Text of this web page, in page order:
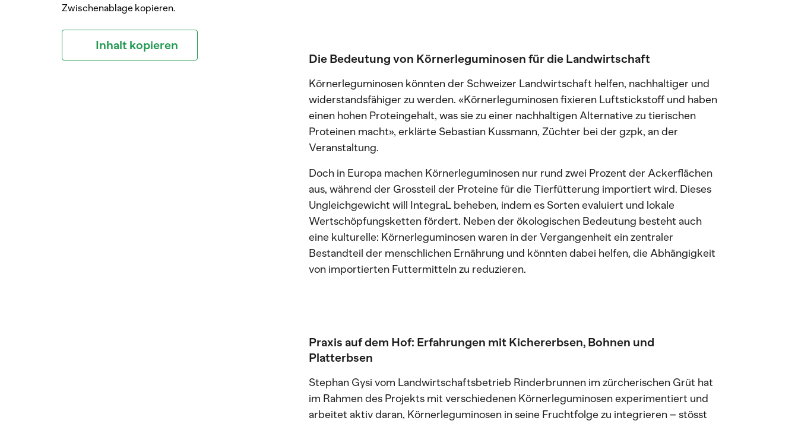
Zwischenablage kopieren.
Inhalt kopieren
Die Bedeutung von Körnerleguminosen für die Landwirtschaft
Körnerleguminosen könnten der Schweizer Landwirtschaft helfen, nachhaltiger und
widerstandsfähiger zu werden. «Körnerleguminosen fixieren Luftstickstoff und haben
einen hohen Proteingehalt, was sie zu einer nachhaltigen Alternative zu tierischen
Proteinen macht», erklärte Sebastian Kussmann, Züchter bei der gzpk, an der
Veranstaltung.
Doch in Europa machen Körnerleguminosen nur rund zwei Prozent der Ackerflächen
aus, während der Grossteil der Proteine für die Tierfütterung importiert wird. Dieses
Ungleichgewicht will IntegraL beheben, indem es Sorten evaluiert und lokale
Wertschöpfungsketten fördert. Neben der ökologischen Bedeutung besteht auch
eine kulturelle: Körnerleguminosen waren in der Vergangenheit ein zentraler
Bestandteil der menschlichen Ernährung und könnten dabei helfen, die Abhängigkeit
von importierten Futtermitteln zu reduzieren.
Praxis auf dem Hof: Erfahrungen mit Kichererbsen, Bohnen und
Platterbsen
Stephan Gysi vom Landwirtschaftsbetrieb Rinderbrunnen im zürcherischen Grüt hat
im Rahmen des Projekts mit verschiedenen Körnerleguminosen experimentiert und
arbeitet aktiv daran, Körnerleguminosen in seine Fruchtfolge zu integrieren – stösst